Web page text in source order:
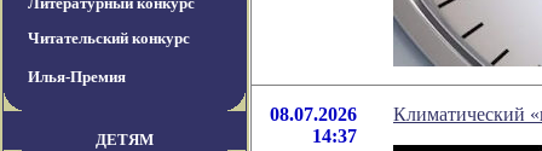
Читательский конкурс
Илья-Премия
ДЕТЯМ
08.07.2026
14:37
Климатический